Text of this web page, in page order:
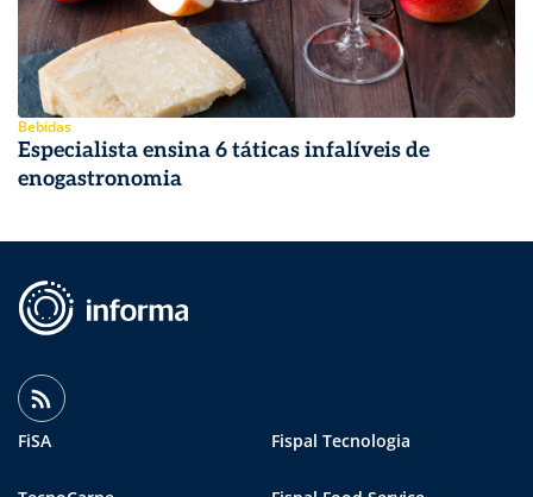
Bebidas
Especialista ensina 6 táticas infalíveis de
enogastronomia
FiSA Fispal Tecnologia